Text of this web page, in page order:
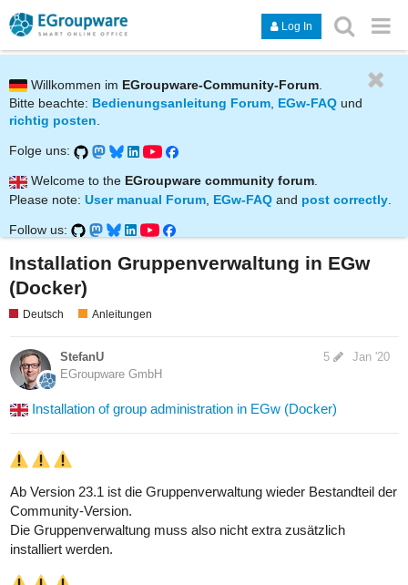
Log In
Willkommen im EGroupware-Community-Forum
Bitte beachte: Bedienungsanleitung Forum, EGw-FAQ und
richtig posten.
Folge uns:
Welcome to the EGroupware community forum.
Please note: User manual Forum EGw-FAQ and post correctly
Follow us:
Installation Gruppenverwaltung in EGw
(Docker)
Deutsch Anleitungen
StefanU
EGroupware GmbH
Jan '20
5
Installation of group administration in EGw (Docker)
Ab Version 23.1 ist die Gruppenverwaltung wieder Bestandteil der
Community-Version.
Die Gruppenverwaltung muss also nicht extra zusätzlich
installiert werden.